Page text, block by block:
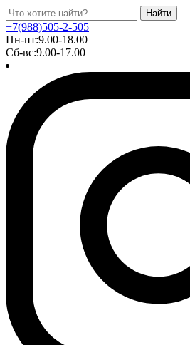
Найти
+7(988)505-2-505
Пн-пт:9.00-18.00
Сб-вс:9.00-17.00